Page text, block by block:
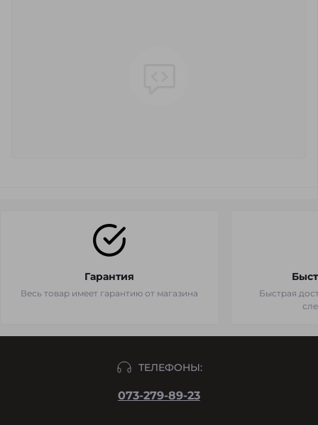
Гарантия
Весь товар имеет гарантию от магазина
Быстрая
ТЕЛЕФОНЫ:
073-279-89-23